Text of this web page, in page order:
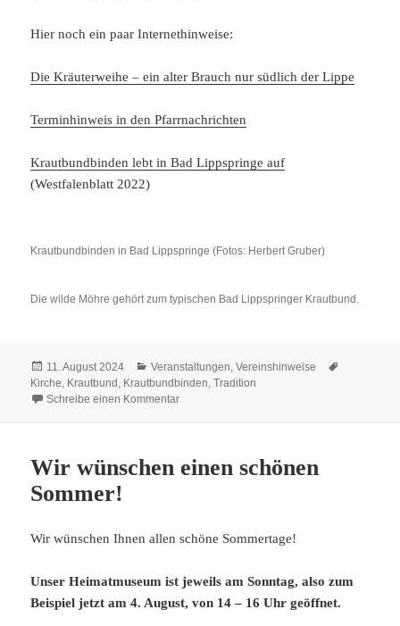
Hier noch ein paar Internethinweise:
Die Kräuterweihe – ein alter Brauch nur südlich der Lippe
Terminhinweis in den Pfarrnachrichten
Krautbundbinden lebt in Bad Lippspringe auf
(Westfalenblatt 2022)
Krautbundbinden in Bad Lippspringe (Fotos: Herbert Gruber)
Die wilde Möhre gehört zum typischen Bad Lippspringer Krautbund.
Veröffentlicht
am
11. August 2024 Kategorien
Veranstaltungen,Vereinshinweise
Kirche, Krautbund , Krautbundbinden,Tradition
Schreibe einen Kommentarzu 17. August: Krautbundbinden
Wir wünschen einen schönen
Sommer!
Wir wünschen Ihnen allen schöne Sommertage!
Unser Heimatmuseum ist jeweils am Sonntag, also zum
Beispiel jetzt am 4. August, von 14 – 16 Uhr geöffnet.